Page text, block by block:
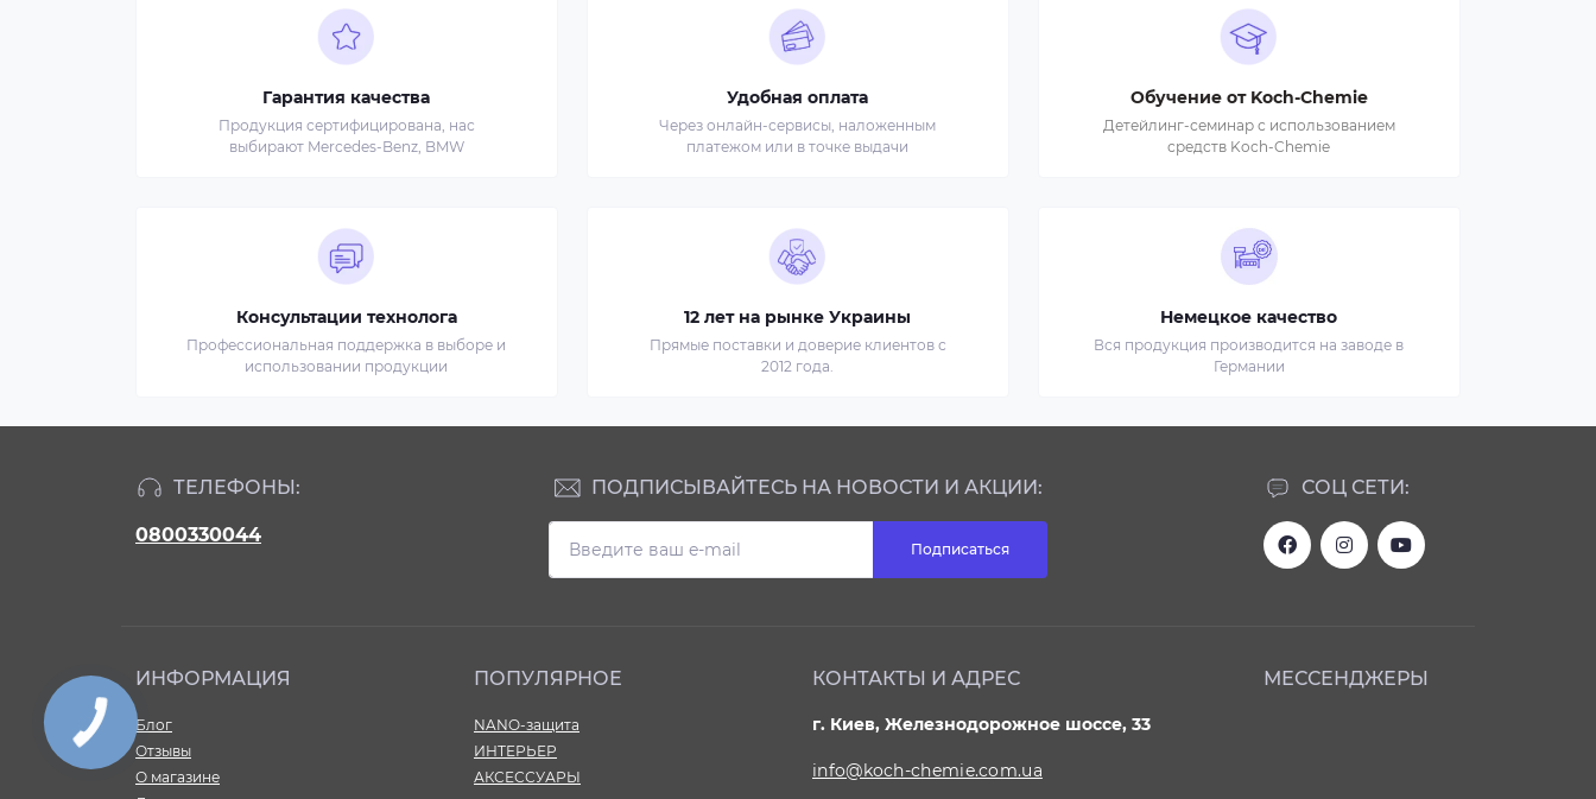
Гарантия качества
Продукция сертифицирована, нас
выбирают Mercedes-Benz, BMW
Удобная оплата
Через онлайн-сервисы, наложенным
платежом или в точке выдачи
Обучение от Koch-Chemie
Детейлинг-семинар с использованием
средств Koch-Chemie
Консультации технолога
Профессиональная поддержка в выборе и
использовании продукции
12 лет на рынке Украины
Прямые поставки и доверие клиентов с
2012 года.
Немецкое качество
Вся продукция производится на заводе в
Германии
ТЕЛЕФОНЫ:
0800330044
СОЦ СЕТИ:
ПОДПИСЫВАЙТЕСЬ НА НОВОСТИ И АКЦИИ:
Подписаться
ИНФОРМАЦИЯ
Блог
Отзывы
О магазине
ПОПУЛЯРНОЕ
NANO-защита
ИНТЕРЬЕР
АКСЕССУАРЫ
КОНТАКТЫ И АДРЕС
г. Киев, Железнодорожное шоссе, 33
info@koch-chemie.com.ua
МЕССЕНДЖЕРЫ